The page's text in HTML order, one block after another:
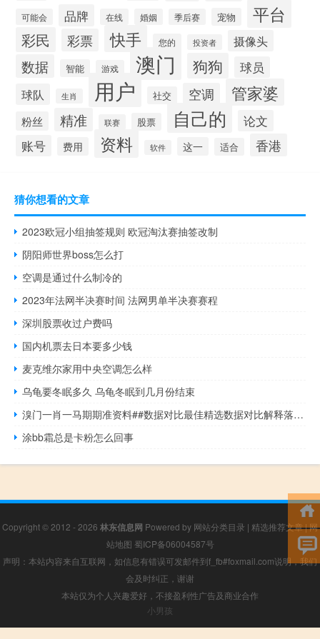
可能会 品牌 在线 婚姻 季后赛 宠物 平台
彩民 彩票 快手 您的 投资者 摄像头
数据 智能 游戏 澳门 狗狗
球员
球队
生肖 用户 社交 空调 管家婆
粉丝 精准 联赛 股票 自己的
论文
账号
费用 资料 软件 这一 适合 香港
猜你想看的文章
2023欧冠小组抽签规则 欧冠淘汰赛抽签改制
阴阳师世界boss怎么打
空调是通过什么制冷的
2023年法网半决赛时间 法网男单半决赛赛程
深圳股票收过户费吗
国内机票去日本要多少钱
麦克维尔家用中央空调怎么样
乌龟要冬眠多久 乌龟冬眠到几月份结束
溴门一肖一马期期准资料##数据对比最佳精选数据对比解释落实-3146.WIN.156
涂bb霜总是卡粉怎么回事
Copyright © 2012 - 2026 林东信息网 Powered by 网站分类目录 | 精选推荐文章|网
站地图 蜀ICP备06004587号
声明：本站内容来自互联网，如信息有错误可发邮件到f_fb#foxmail.com说明，我们
会及时纠正，谢谢
本站仅为个人兴趣爱好，不接盈利性广告及商业合作
小男孩